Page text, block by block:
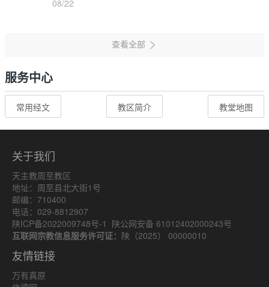
08/22
服务中心
常用经文 教区简介 教堂地图
关于我们
天主教周至教区
地址：周至县北大街1号
邮编：710400
电话：029-8812907
陕ICP备2022009748号-1 陕公网安备 61012402000243号
互联网宗教信息服务许可证： 陕（2025） 00000010
友情链接
万有真原